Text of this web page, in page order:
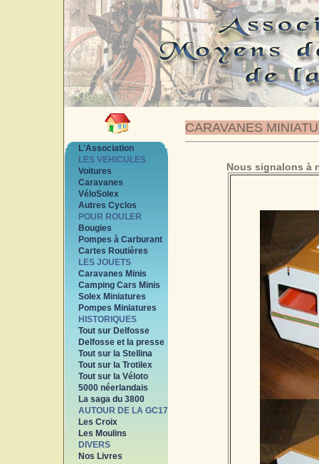
CARAVANES
L'Association
LES VEHICULES
Voitures
Caravanes
VéloSolex
Autres Cyclos
POUR ROULER
Bougies
Pompes à Carburant
Cartes Routières
LES JOUETS
Caravanes Minis
Camping Cars Minis
Solex Miniatures
Pompes Miniatures
HISTORIQUES
Tout sur Delfosse
Delfosse et la presse
Tout sur la Stellina
Tout sur la Trotilex
Tout sur la Véloto
5000 néerlandais
La saga du 3800
AUTOUR DE LA GC17
Les Croix
Les Moulins
DIVERS
Nos Livres
Nous signalons à